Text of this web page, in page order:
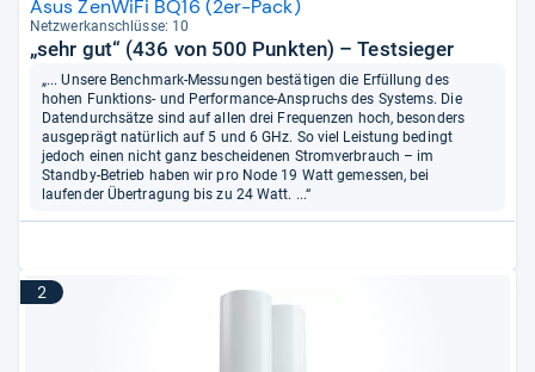
Asus ZenWiFi BQ16 (2er-Pack)
Netz­werk­an­schlüsse: 10
„sehr gut“ (436 von 500 Punkten) – Testsieger
„... Unsere Benchmark-Messungen bestätigen die Erfüllung des
hohen Funktions- und Performance-Anspruchs des Systems. Die
Datendurchsätze sind auf allen drei Frequenzen hoch, besonders
ausgeprägt natürlich auf 5 und 6 GHz. So viel Leistung bedingt
jedoch einen nicht ganz bescheidenen Stromverbrauch – im
Standby-Betrieb haben wir pro Node 19 Watt gemessen, bei
laufender Übertragung bis zu 24 Watt. ...“
2